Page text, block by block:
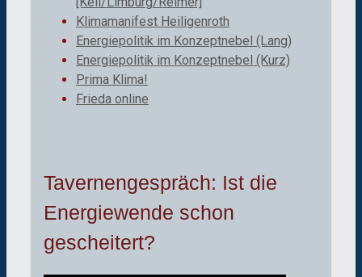
Klimamanifest Heiligenroth
Energiepolitik im Konzeptnebel (Lang)
Energiepolitik im Konzeptnebel (Kurz)
Prima Klima!
Frieda online
Tavernengespräch: Ist die
Energiewende schon
gescheitert?